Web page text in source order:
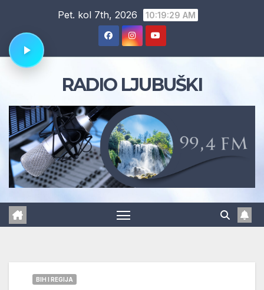
content
Pet. kol 7th, 2026 10:19:30 AM
RADIO LJUBUŠKI
BIH I REGIJA